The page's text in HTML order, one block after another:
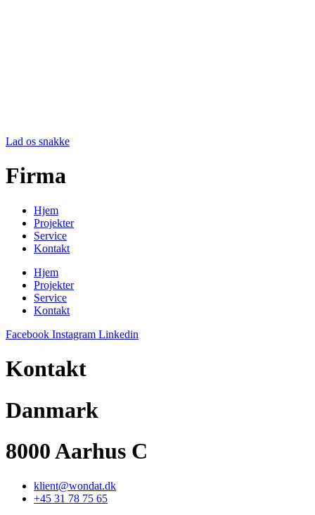
Lad os snakke
Firma
Hjem
Projekter
Service
Kontakt
Hjem
Projekter
Service
Kontakt
Facebook Instagram Linkedin
Kontakt
Danmark
8000 Aarhus C
klient@wondat.dk
+45 31 78 75 65